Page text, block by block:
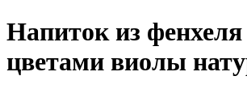
Напиток из фенхеля
цветами виолы